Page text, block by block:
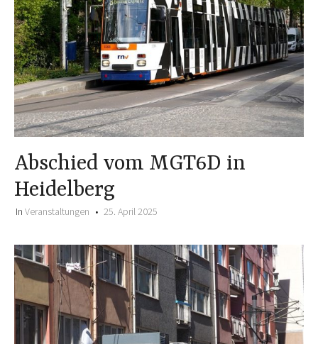
Abschied vom MGT6D in
Heidelberg
In Veranstaltungen 25. April 2025